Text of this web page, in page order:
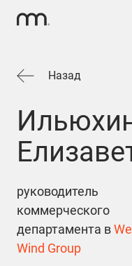
Назад
руководитель
коммерческого
департамента в
Wind Group